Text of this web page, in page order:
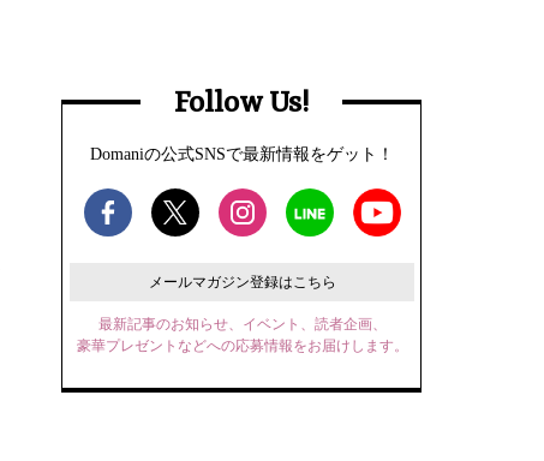
Follow Us!
Domaniの公式SNSで最新情報をゲット！
メールマガジン登録はこちら
最新記事のお知らせ、イベント、読者企画、
豪華プレゼントなどへの応募情報をお届けします。